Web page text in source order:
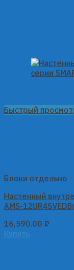
Быстрый
Блоки отдельно
Настенный
AMS-
16,590.00 ₽
Купить